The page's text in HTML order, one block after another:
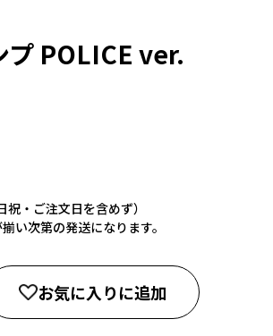
プ POLICE ver.
・ご注文日を含めず）
い次第の発送になります。
お気に入りに追加